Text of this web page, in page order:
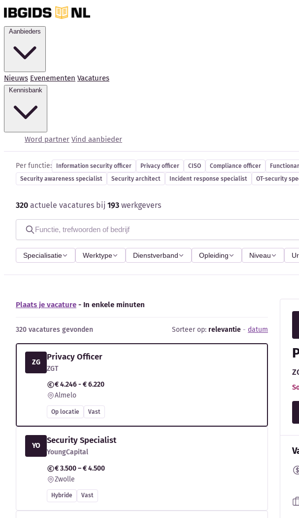
Nieuws Evenementen Vacatures
Word partner Vind aanbieder
Cybersecurity-vacatures
Per functie: Information security officer Privacy officer CISO Compliance officer
Security awareness specialist
Security architect Incident response specialist OT-security
320 actuele vacatures bij 193 werkgevers
Specialisatie Werktype Dienstverband Opleiding Niveau
Plaats je vacature - In enkele minuten
320 vacatures gevonden Sorteer op: relevantie - datum
ZG
Privacy Officer
ZGT
€ 4.246 - € 6.220
Almelo
Op locatie Vast
YO
Security Specialist
YoungCapital
€ 3.500 – € 4.500
Zwolle
Hybride Vast